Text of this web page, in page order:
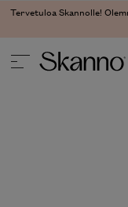
Tervetuloa Skannolle!